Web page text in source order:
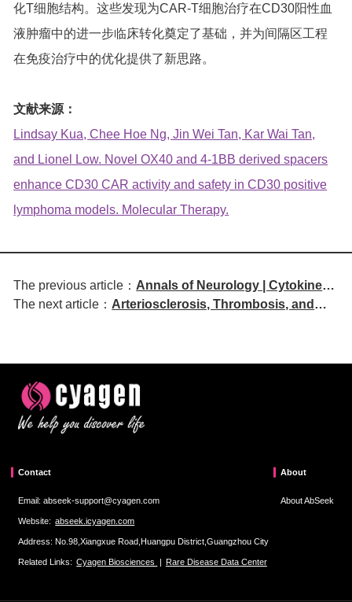
化T细胞结构。这些发现为CAR-T细胞治疗在CD30阳性血
液肿瘤中的进一步临床转化奠定了基础，并为间隔区工程
在免疫治疗中的优化提供了新思路。
文献来源：
Lindsay Kua, Chee Hoe Ng, Jin Wei Tan, Kar Wai Tan,
and Lionel Low. Novel OX40 and 4-1BB derived spacers
enhance CD30 CAR activity and safety in CD30 positive
lymphoma models. Molecular Therapy.
The previous article： Annals of Neurology | Cytokine
and Chemokine Profiles in
The next article： Arteriosclerosis, Thrombosis, and
Contact
Email: abseek-support@cyagen.com
Website: abseek.icyagen.com
Address: No.98,Xiangxue Road,Huangpu District,Guangzhou City
Related Links: Cyagen Biosciences | Rare Disease Data Center
About
About AbSeek